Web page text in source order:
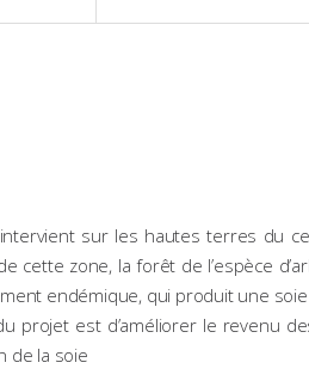
sur les hautes terres du
cette zone, la forêt de l’espèce
endémique, qui produit une
projet est d’améliorer le revenu
de la soie